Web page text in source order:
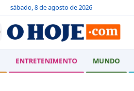
sábado, 8 de agosto de 2026
ENTRETENIMENTO MUNDO